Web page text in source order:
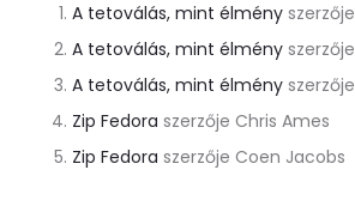
A tetoválás, mint élmény szerzője
A tetoválás, mint élmény szerzője
A tetoválás, mint élmény szerzője
Zip Fedora szerzője Chris Ames
Zip Fedora szerzője Coen Jacobs